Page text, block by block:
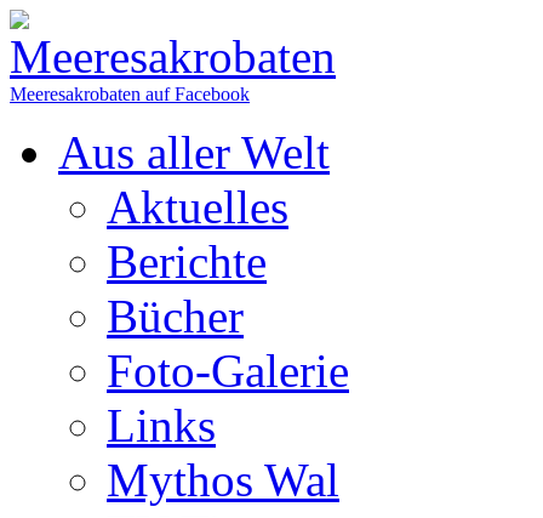
Meeresakrobaten auf Facebook
Aus aller Welt
Aktuelles
Berichte
Bücher
Foto-Galerie
Links
Mythos Wal